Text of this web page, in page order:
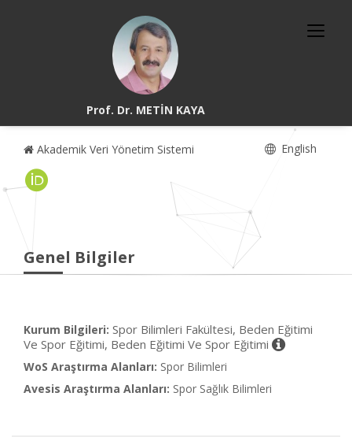
Prof. Dr. METİN KAYA
Akademik Veri Yönetim Sistemi English
Genel Bilgiler
Kurum Bilgileri: Spor Bilimleri Fakültesi, Beden Eğitimi
Ve Spor Eğitimi, Beden Eğitimi Ve Spor Eğitimi
WoS Araştırma Alanları: Spor Bilimleri
Avesis Araştırma Alanları: Spor Sağlık Bilimleri